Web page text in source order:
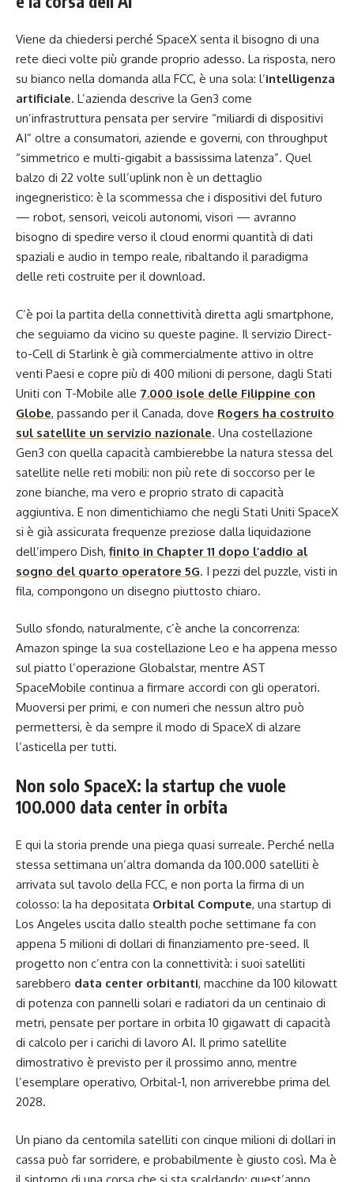
Viene da chiedersi perché SpaceX senta il bisogno di una
rete dieci volte più grande proprio adesso. La risposta, nero
su bianco nella domanda alla FCC, è una sola: l’intelligenza
artificiale. L’azienda descrive la Gen3 come
un’infrastruttura pensata per servire “miliardi di dispositivi
AI” oltre a consumatori, aziende e governi, con throughput
“simmetrico e multi-gigabit a bassissima latenza”. Quel
balzo di 22 volte sull’uplink non è un dettaglio
ingegneristico: è la scommessa che i dispositivi del futuro
— robot, sensori, veicoli autonomi, visori — avranno
bisogno di spedire verso il cloud enormi quantità di dati
spaziali e audio in tempo reale, ribaltando il paradigma
delle reti costruite per il download.
C’è poi la partita della connettività diretta agli smartphone,
che seguiamo da vicino su queste pagine. Il servizio Direct-
to-Cell di Starlink è già commercialmente attivo in oltre
venti Paesi e copre più di 400 milioni di persone, dagli Stati
Uniti con T-Mobile alle 7.000 isole delle Filippine con
Globe, passando per il Canada, dove Rogers ha costruito
sul satellite un servizio nazionale. Una costellazione
Gen3 con quella capacità cambierebbe la natura stessa del
satellite nelle reti mobili: non più rete di soccorso per le
zone bianche, ma vero e proprio strato di capacità
aggiuntiva. E non dimentichiamo che negli Stati Uniti SpaceX
si è già assicurata frequenze preziose dalla liquidazione
dell’impero Dish, finito in Chapter 11 dopo l’addio al
sogno del quarto operatore 5G. I pezzi del puzzle, visti in
fila, compongono un disegno piuttosto chiaro.
Sullo sfondo, naturalmente, c’è anche la concorrenza:
Amazon spinge la sua costellazione Leo e ha appena messo
sul piatto l’operazione Globalstar, mentre AST
SpaceMobile continua a firmare accordi con gli operatori.
Muoversi per primi, e con numeri che nessun altro può
permettersi, è da sempre il modo di SpaceX di alzare
l’asticella per tutti.
Non solo SpaceX: la startup che vuole
100.000 data center in orbita
E qui la storia prende una piega quasi surreale. Perché nella
stessa settimana un’altra domanda da 100.000 satelliti è
arrivata sul tavolo della FCC, e non porta la firma di un
colosso: la ha depositata Orbital Compute, una startup di
Los Angeles uscita dallo stealth poche settimane fa con
appena 5 milioni di dollari di finanziamento pre-seed. Il
progetto non c’entra con la connettività: i suoi satelliti
sarebbero data center orbitanti, macchine da 100 kilowatt
di potenza con pannelli solari e radiatori da un centinaio di
metri, pensate per portare in orbita 10 gigawatt di capacità
di calcolo per i carichi di lavoro AI. Il primo satellite
dimostrativo è previsto per il prossimo anno, mentre
l’esemplare operativo, Orbital-1, non arriverebbe prima del
2028.
Un piano da centomila satelliti con cinque milioni di dollari in
cassa può far sorridere, e probabilmente è giusto così. Ma è